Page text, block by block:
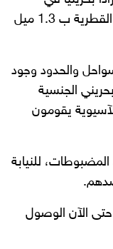
منطقة (فشت الديبل) داخل حدود المياه القطرية ب 1.3 ميل
والحدود وجود
الجنسية
يقومون
للنيابة
ضدهم.
حتى الآن الوصول